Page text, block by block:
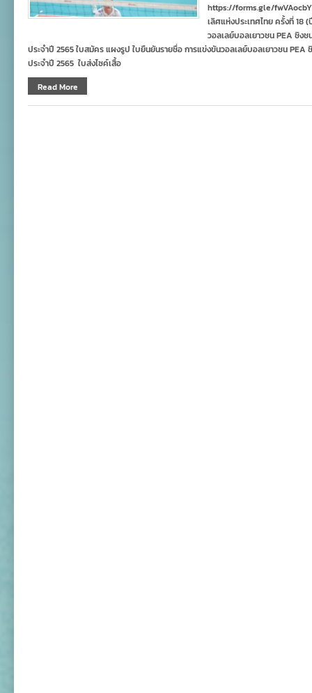
https://forms.gle/
เลิศแห่งประเทศไทย ครั้งที่ 18
วอลเลย์บอลเยาวชน PEA ชิง
ประจำปี 2565 ใบสมัคร แผงรูป ใบยืนยันรายชื่อ การแข่งขันวอลเลย์บอลเยาวชน PEA
ประจำปี 2565 ใบส่งไซค์เสื้อ
Read More